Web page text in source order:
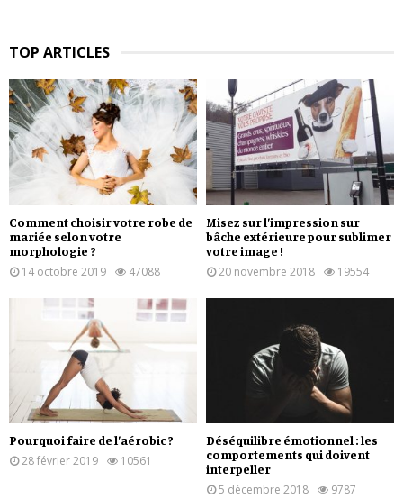
TOP ARTICLES
Comment choisir votre robe de
mariée selon votre
morphologie ?
14 octobre 2019
47088
Misez sur l’impression sur
bâche extérieure pour sublimer
votre image !
20 novembre 2018
19554
Pourquoi faire de l’aérobic ?
28 février 2019
10561
Déséquilibre émotionnel : les
comportements qui doivent
interpeller
5 décembre 2018
9787